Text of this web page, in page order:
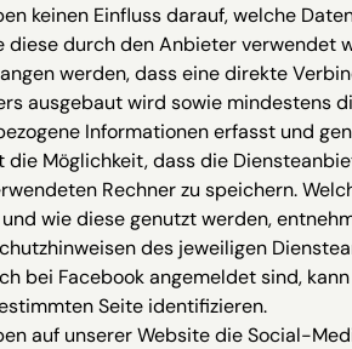
keinen Einfluss darauf, welche
diese durch den Anbieter verwendet
werden, dass eine direkte
ausgebaut wird sowie mindestens
Informationen erfasst und
die Möglichkeit, dass die
Rechner zu speichern.
wie diese genutzt werden,
des jeweiligen
bei Facebook angemeldet sind,
Seite identifizieren.
auf unserer Website die Social-